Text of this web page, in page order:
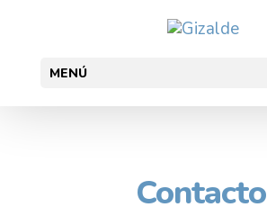
MENÚ
Contacto